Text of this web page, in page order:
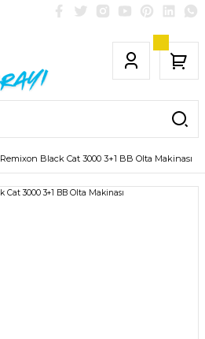
Remixon Black Cat 3000 3+1 BB Olta Makinası